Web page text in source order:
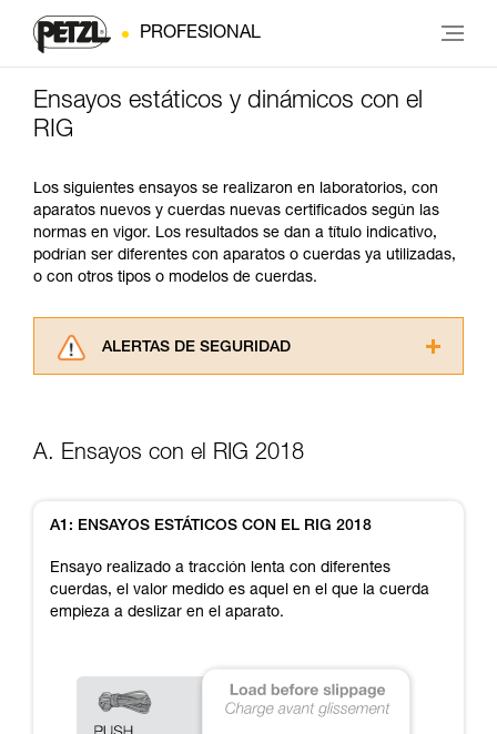
PROFESIONAL
Ensayos estáticos y dinámicos con el
RIG
Los siguientes ensayos se realizaron en laboratorios, con
aparatos nuevos y cuerdas nuevas certificados según las
normas en vigor. Los resultados se dan a título indicativo,
podrían ser diferentes con aparatos o cuerdas ya utilizadas,
o con otros tipos o modelos de cuerdas.
ALERTAS DE SEGURIDAD
información de la ficha técnica para poder
y un entrenamiento específico. Confirme a
ejecutar estas técnicas, solo y con total
seguridad, antes de ejecutarlas de forma
autónoma.
describimos aquí.
A. Ensayos con el RIG 2018
A1: ENSAYOS ESTÁTICOS CON EL RIG 2018
Ensayo realizado a tracción lenta con diferentes
cuerdas, el valor medido es aquel en el que la cuerda
empieza a deslizar en el aparato.